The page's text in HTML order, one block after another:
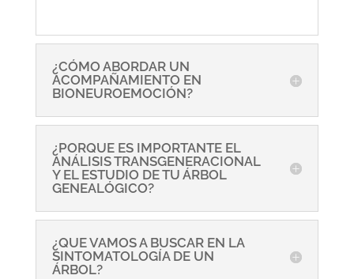
¿CÓMO ABORDAR UN
ACOMPAÑAMIENTO EN
BIONEUROEMOCIÓN?
¿PORQUE ES IMPORTANTE EL
ANÁLISIS TRANSGENERACIONAL
Y EL ESTUDIO DE TU ÁRBOL
GENEALÓGICO?
¿QUE VAMOS A BUSCAR EN LA
SINTOMATOLOGÍA DE UN
ÁRBOL?